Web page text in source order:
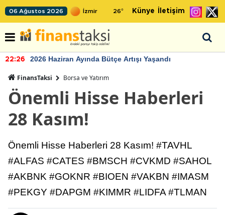
06 Ağustos 2026 26° Künye İletişim
22:26 2026 Haziran Ayında Bütçe Artışı Yaşandı
FinansTaksi Borsa ve Yatırım
Önemli Hisse Haberleri
28 Kasım!
Önemli Hisse Haberleri 28 Kasım! #TAVHL
#ALFAS #CATES #BMSCH #CVKMD #SAHOL
#AKBNK #GOKNR #BIOEN #VAKBN #IMASM
#PEKGY #DAPGM #KIMMR #LIDFA #TLMAN